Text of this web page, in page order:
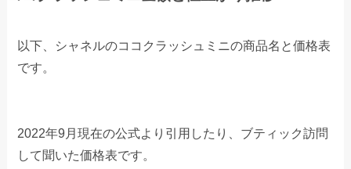
以下、シャネルのココクラッシュミニの商品名と価格表
です。
2022年9月現在の公式より引用したり、ブティック訪問
して聞いた価格表です。